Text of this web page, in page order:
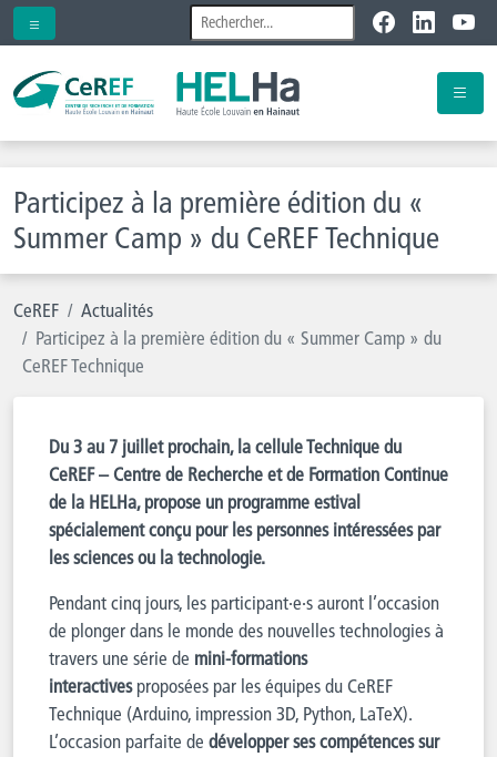
Participez à la première édition du «
Summer Camp » du CeREF Technique
CeREF
Actualités
Participez à la première édition du « Summer Camp » du
CeREF Technique
Du 3 au 7 juillet prochain, la cellule Technique du
CeREF – Centre de Recherche et de Formation Continue
de la HELHa, propose un programme estival
spécialement conçu pour les personnes intéressées par
les sciences ou la technologie.
Pendant cinq jours, les participant·e·s auront l’occasion
de plonger dans le monde des nouvelles technologies à
travers une série de mini-formations
interactivesproposées par les équipes du CeREF
Technique (Arduino, impression 3D, Python, LaTeX).
L’occasion parfaite de développer ses compétences sur